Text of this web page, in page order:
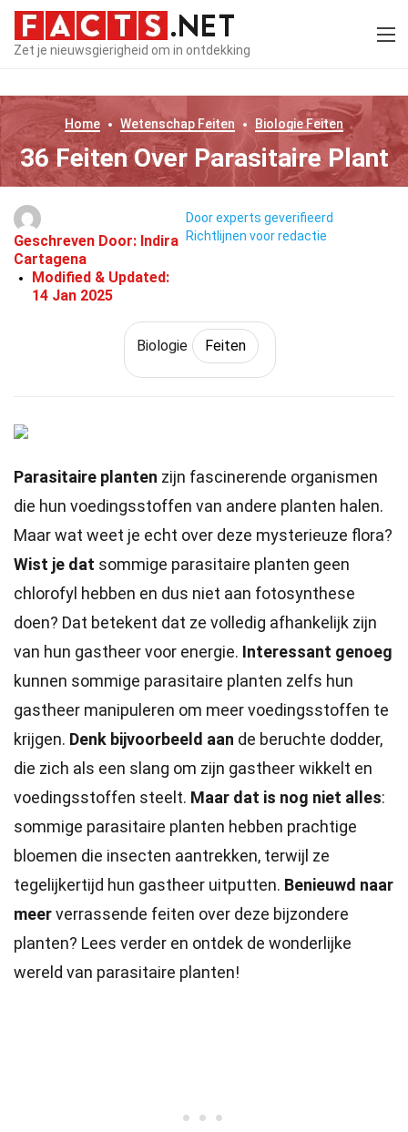
Zet je nieuwsgierigheid om in ontdekking
Home Wetenschap Feiten BiologieFeiten
36 Feiten Over Parasitaire Plant
Geschreven Door: Indira
Cartagena
Modified & Updated:
14 Jan 2025
Door experts geverifieerd
Richtlijnen voor redactie
Biologie Feiten
Parasitaire planten zijn fascinerende organismen
die hun voedingsstoffen van andere planten halen.
Maar wat weet je echt over deze mysterieuze flora?
Wist je dat sommige parasitaire planten geen
chlorofyl hebben en dus niet aan fotosynthese
doen? Dat betekent dat ze volledig afhankelijk zijn
van hun gastheer voor energie. Interessant genoeg
kunnen sommige parasitaire planten zelfs hun
gastheer manipuleren om meer voedingsstoffen te
krijgen. Denk bijvoorbeeld aan de beruchte dodder,
die zich als een slang om zijn gastheer wikkelt en
voedingsstoffen steelt. Maar dat is nog niet alles:
sommige parasitaire planten hebben prachtige
bloemen die insecten aantrekken, terwijl ze
tegelijkertijd hun gastheer uitputten. Benieuwd naar
meerverrassende feiten over deze bijzondere
planten? Lees verder en ontdek de wonderlijke
wereld van parasitaire planten!